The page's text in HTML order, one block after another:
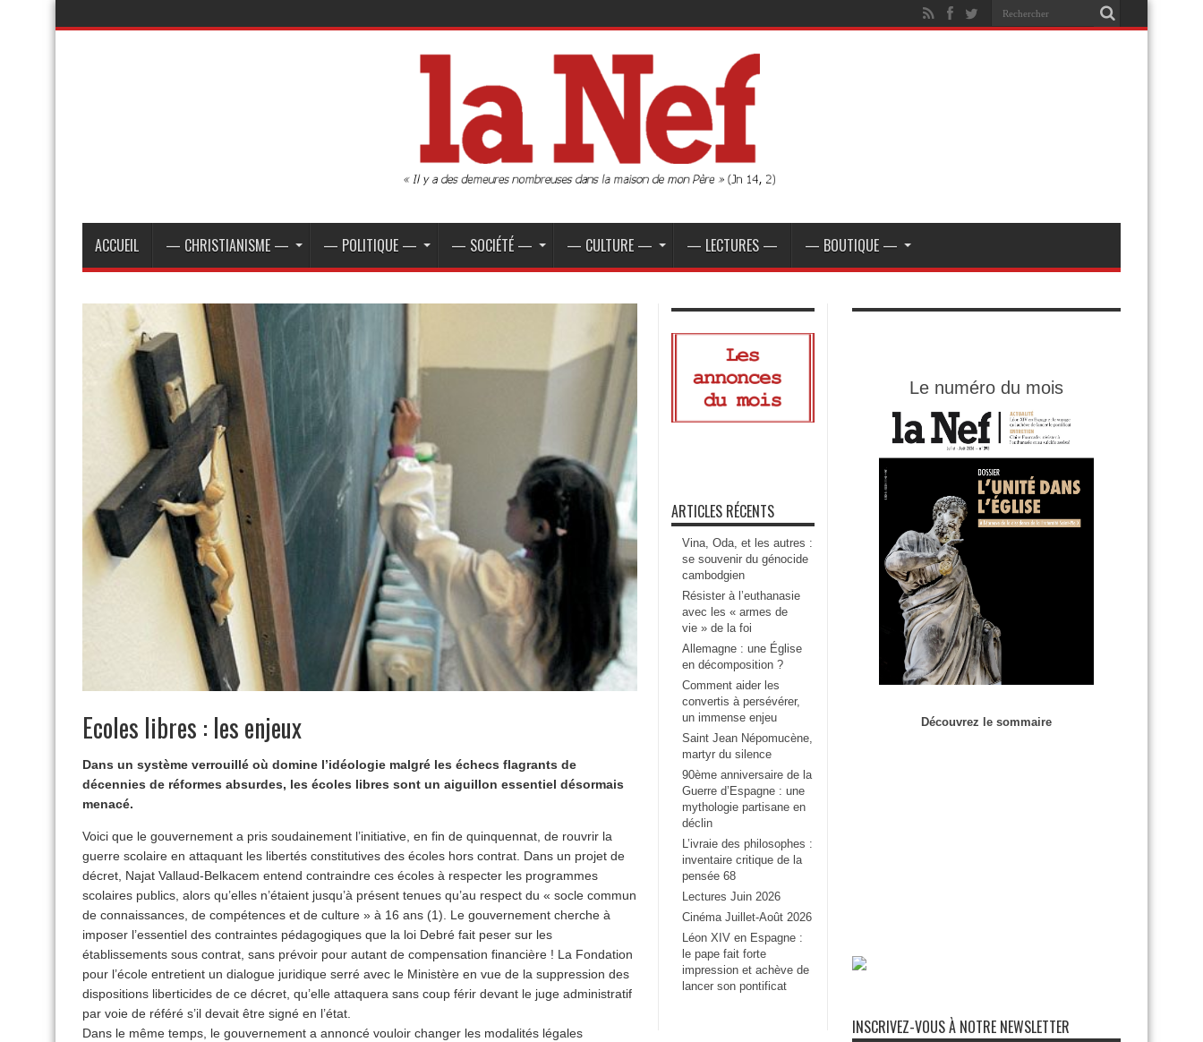
ACCUEIL — CHRISTIANISME — — POLITIQUE — — SOCIÉTÉ — — CULTURE — — LECTURES — — BOUTIQUE —
Ecoles libres : les enjeux
Dans un système verrouillé où domine l’idéologie malgré les échecs flagrants de
décennies de réformes absurdes, les écoles libres sont un aiguillon essentiel désormais
menacé.
Voici que le gouvernement a pris soudainement l’initiative, en fin de quinquennat, de rouvrir la
guerre scolaire en attaquant les libertés constitutives des écoles hors contrat. Dans un projet de
décret, Najat Vallaud-Belkacem entend contraindre ces écoles à respecter les programmes
scolaires publics, alors qu’elles n’étaient jusqu’à présent tenues qu’au respect du « socle commun
de connaissances, de compétences et de culture » à 16 ans (1). Le gouvernement cherche à
imposer l’essentiel des contraintes pédagogiques que la loi Debré fait peser sur les
établissements sous contrat, sans prévoir pour autant de compensation financière ! La Fondation
pour l’école entretient un dialogue juridique serré avec le Ministère en vue de la suppression des
dispositions liberticides de ce décret, qu’elle attaquera sans coup férir devant le juge administratif
par voie de référé s’il devait être signé en l’état.
Dans le même temps, le gouvernement a annoncé vouloir changer les modalités légales
ARTICLES RÉCENTS
Vina, Oda, et les autres :
se souvenir du génocide
cambodgien
Résister à l’euthanasie
avec les « armes de
vie » de la foi
Allemagne : une Église
en décomposition ?
Comment aider les
convertis à persévérer,
un immense enjeu
Saint Jean Népomucène,
martyr du silence
90ème anniversaire de la
Guerre d’Espagne : une
mythologie partisane en
déclin
L’ivraie des philosophes :
inventaire critique de la
pensée 68
Lectures Juin 2026
Cinéma Juillet-Août 2026
Léon XIV en Espagne :
le pape fait forte
impression et achève de
lancer son pontificat
Le numéro du mois
Découvrez le sommaire
INSCRIVEZ-VOUS À NOTRE NEWSLETTER